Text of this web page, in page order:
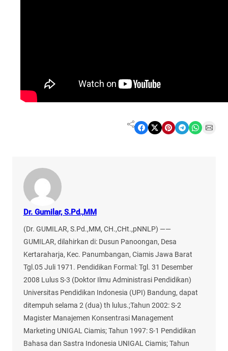
Share on Facebook Share on X Share on Pinterest Share on Telegram Share on WhatsApp Share on Email
Dr. Gumilar, S.Pd.,MM
(Dr. GUMILAR, S.Pd.,MM, CH.,CHt.,pNNLP) ——
GUMILAR, dilahirkan di: Dusun Panoongan, Desa
Kertaraharja, Kec. Panumbangan, Ciamis Jawa Barat
Tgl.05 Juli 1971. Pendidikan Formal: Tgl. 31 Desember
2008 Lulus S-3 (Doktor Ilmu Administrasi Pendidikan)
Universitas Pendidikan Indonesia (UPI) Bandung, dapat
ditempuh selama 2 (dua) th lulus.;Tahun 2002: S-2
Magister Manajemen Konsentrasi Management
Marketing UNIGAL Ciamis; Tahun 1997: S-1 Pendidikan
Bahasa dan Sastra Indonesia UNIGAL Ciamis; Tahun